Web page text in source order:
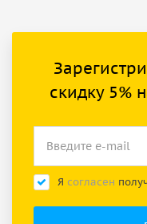
скидку 5%
Я согласен